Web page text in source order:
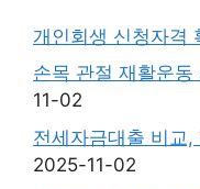
개인회생 신청자격
손목 관절 재활운
11-02
전세자금대출 비교
2025-11-02